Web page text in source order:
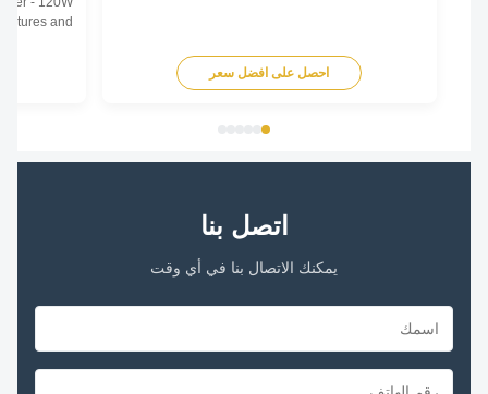
احصل على افضل سعر
Features and
اتصل بنا
يمكنك الاتصال بنا في أي وقت